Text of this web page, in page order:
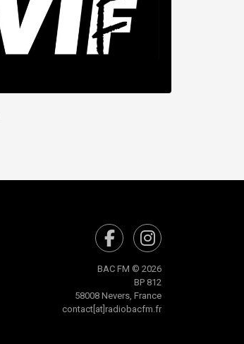
BAC FM © 2026
BP 812
58008 Nevers, France
contact[at]radiobacfm.fr